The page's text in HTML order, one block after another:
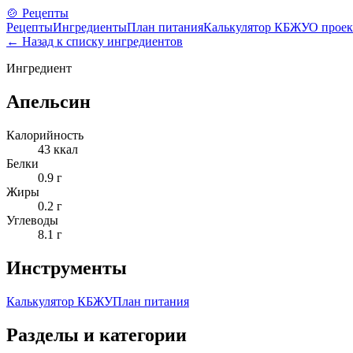
🍲 Рецепты
РецептыИнгредиентыПлан питанияКалькулятор КБЖУО
← Назад к списку ингредиентов
Ингредиент
Апельсин
Калорийность
43 ккал
Белки
0.9 г
Жиры
0.2 г
Углеводы
8.1 г
Инструменты
Калькулятор КБЖУПлан питания
Разделы и категории